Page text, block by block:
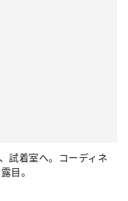
試着室へ。コーディネ
目。